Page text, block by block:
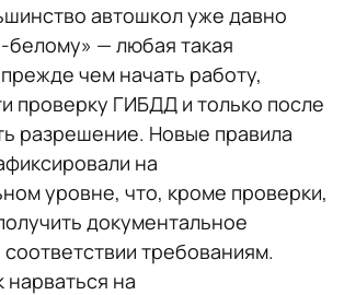
автошкол уже давно
белому» — любая такая
чем начать работу,
проверку ГИБДД и только после
разрешение. Новые правила
на
уровне, что, кроме проверки,
документальное
требованиям.
нарваться на